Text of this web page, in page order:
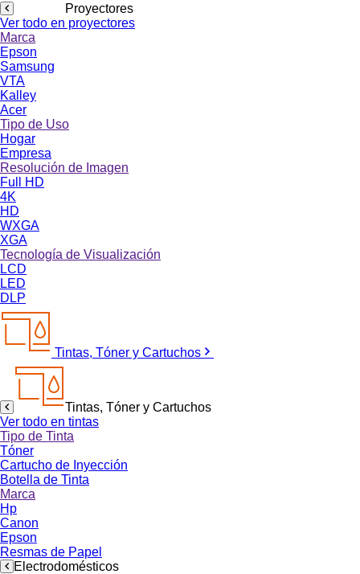
Proyectores
Ver todo en proyectores
Marca
Epson
Samsung
VTA
Kalley
Acer
Tipo de Uso
Hogar
Empresa
Resolución de Imagen
Full HD
4K
HD
WXGA
XGA
Tecnología de Visualización
LCD
LED
DLP
Tintas, Tóner y Cartuchos
Tintas, Tóner y Cartuchos
Ver todo en tintas
Tipo de Tinta
Tóner
Cartucho de Inyección
Botella de Tinta
Marca
Hp
Canon
Epson
Resmas de Papel
Electrodomésticos